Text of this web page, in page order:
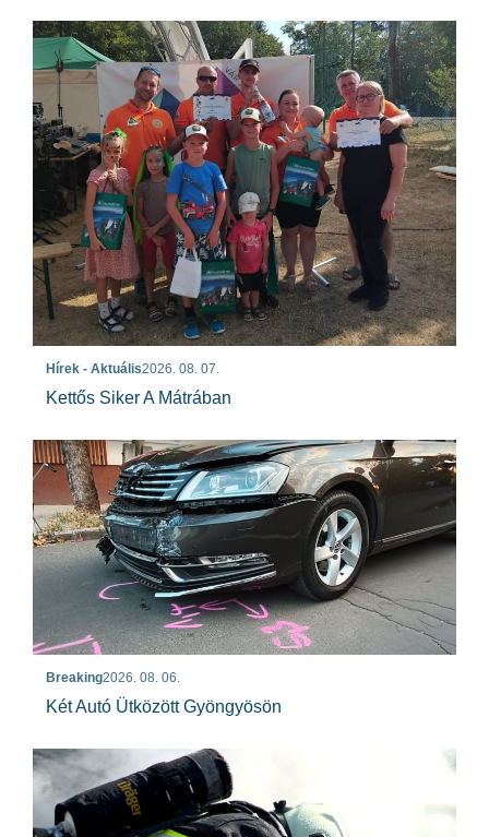
Hírek - Aktuális2026. 08. 07.
Kettős Siker A Mátrában
Breaking2026. 08. 06.
Két Autó Ütközött Gyöngyösön